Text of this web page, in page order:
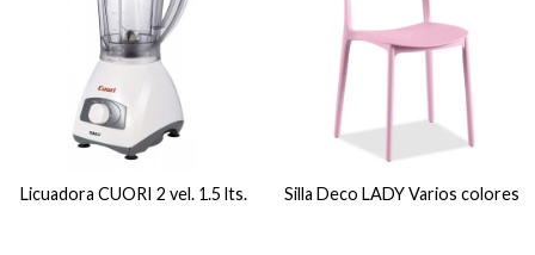
Licuadora CUORI 2 vel. 1.5 lts. Silla Deco LADY Varios colores